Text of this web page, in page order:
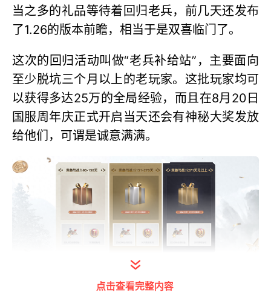
当之多的礼品等待着回归老兵，前几天还发布
了1.26的版本前瞻，相当于是双喜临门了。
这次的回归活动叫做“老兵补给站”，主要面向
至少脱坑三个月以上的老玩家。这批玩家均可
以获得多达25万的全局经验，而且在8月20日
国服周年庆正式开启当天还会有神秘大奖发放
给他们，可谓是诚意满满。
打开今日头条查看图片详情
点击查看完整内容